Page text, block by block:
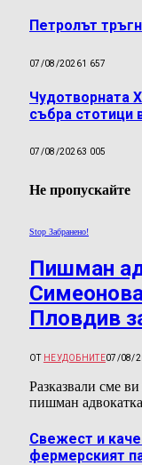
Петролът
07/08/20261 657
Чудотворната
събра стотици
07/08/20263 005
Не пропускайте
Stop Забранено!
Пишман
Пловдив
ОТ НЕУДОБНИТЕ07/08/
Разказвали сме
пишман
Свежест и
фермерският